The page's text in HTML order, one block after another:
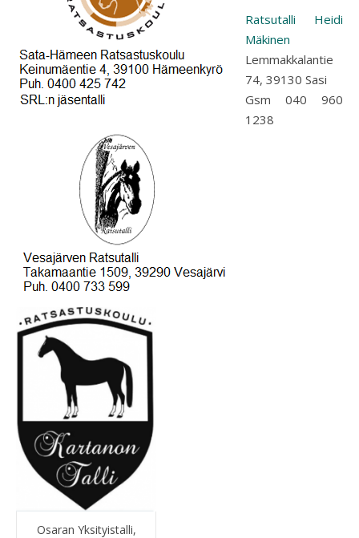
Ratsutalli Heidi
Mäkinen
Lemmakkalantie
74, 39130 Sasi
Gsm 040 960
1238
Osaran Yksityistalli,